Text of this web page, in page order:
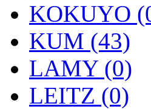
KOKUYO
KUM (43)
LAMY (0)
LEITZ (0)